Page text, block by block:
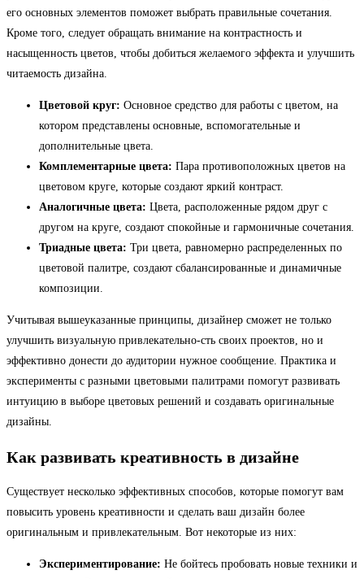
его основных элементов поможет выбрать правильные сочетания.
Кроме того, следует обращать внимание на контрастность и
насыщенность цветов, чтобы добиться желаемого эффекта и улучшить
читаемость дизайна.
Цветовой круг: Основное средство для работы с цветом, на
котором представлены основные, вспомогательные и
дополнительные цвета.
Комплементарные цвета: Пара противоположных цветов на
цветовом круге, которые создают яркий контраст.
Аналогичные цвета: Цвета, расположенные рядом друг с
другом на круге, создают спокойные и гармоничные сочетания.
Триадные цвета: Три цвета, равномерно распределенных по
цветовой палитре, создают сбалансированные и динамичные
композиции.
Учитывая вышеуказанные принципы, дизайнер сможет не только
улучшить визуальную привлекательно-сть своих проектов, но и
эффективно донести до аудитории нужное сообщение. Практика и
эксперименты с разными цветовыми палитрами помогут развивать
интуицию в выборе цветовых решений и создавать оригинальные
дизайны.
Как развивать креативность в дизайне
Существует несколько эффективных способов, которые помогут вам
повысить уровень креативности и сделать ваш дизайн более
оригинальным и привлекательным. Вот некоторые из них:
Экспериментирование: Не бойтесь пробовать новые техники и